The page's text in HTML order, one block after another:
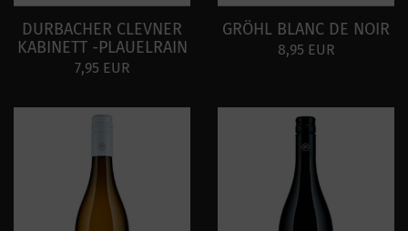
DURBACHER CLEVNER
KABINETT -PLAUELRAIN
7,95 EUR
GRÖHL BLANC DE NOIR
8,95 EUR